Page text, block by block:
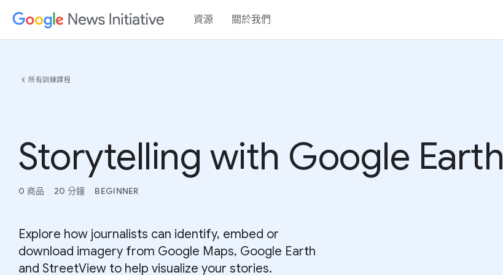
資源 關於我們
chevron_left 所有訓練課程
Storytelling with Google Earth
0 商品 20 分鐘 BEGINNER
Explore how journalists can identify, embed or
download imagery from Google Maps, Google Earth
and StreetView to help visualize your stories.